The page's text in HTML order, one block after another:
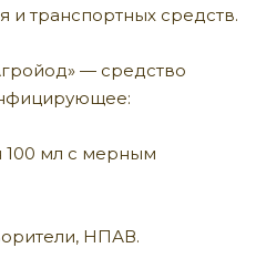
и транспортных средств.
— средство
100 мл с мерным
НПАВ.